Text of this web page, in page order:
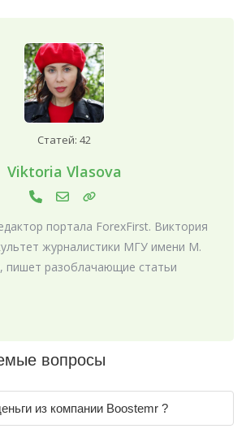
Статей: 42
Viktoria Vlasova
портала ForexFirst. Виктория
журналистики МГУ имени М.
пишет разоблачающие статьи
вопросы
из компании Boostemr ?